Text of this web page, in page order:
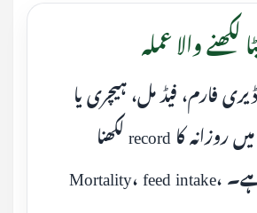
فارم، فیڈ مل، ہیچری یا
ویٹرنری سٹور میں روزانہ کا record لکھنا
ضروری کام ہے۔ Mortality، feed intake،